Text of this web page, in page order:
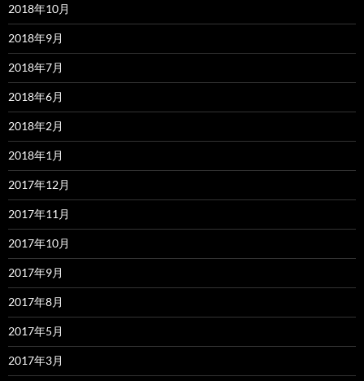
2018年10月
2018年9月
2018年7月
2018年6月
2018年2月
2018年1月
2017年12月
2017年11月
2017年10月
2017年9月
2017年8月
2017年5月
2017年3月